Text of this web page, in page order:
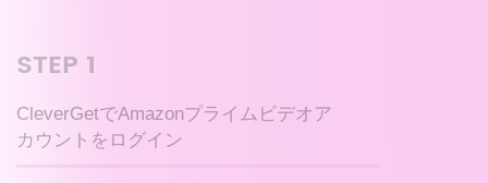
STEP 1
CleverGetでAmazonプライムビデオア
カウントをログイン